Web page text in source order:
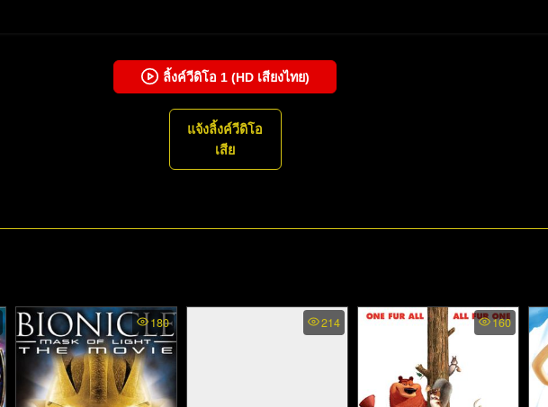
ลิ้งค์วีดิโอ 1(HD เสียงไทย)
แจ้งลิ้งค์วีดิโอ
เสีย
180 214 160